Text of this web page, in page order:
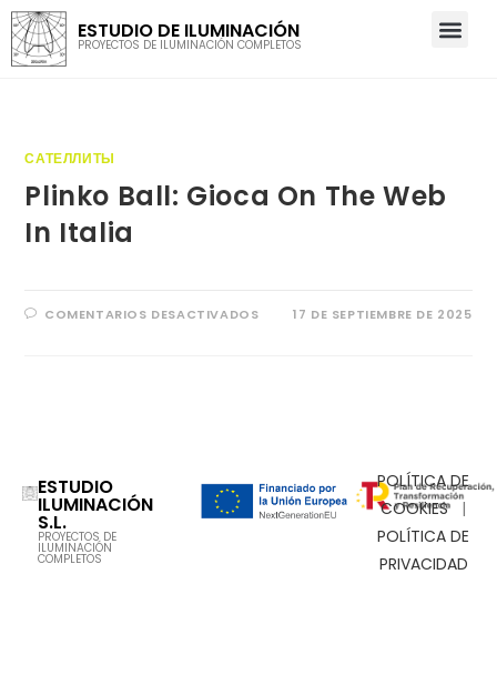
ESTUDIO DE ILUMINACIÓN
PROYECTOS DE ILUMINACIÓN COMPLETOS
САТЕЛЛИТЫ
Plinko Ball: Gioca On The Web
In Italia
COMENTARIOS DESACTIVADOS 17 DE SEPTIEMBRE DE 2025
ESTUDIO
ILUMINACIÓN
S.L.
PROYECTOS DE
ILUMINACIÓN
COMPLETOS
POLÍTICA DE
COOKIES|
POLÍTICA DE
PRIVACIDAD